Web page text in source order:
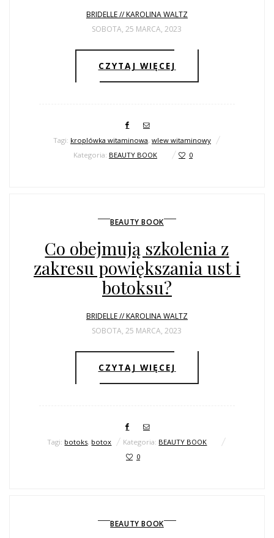
BRIDELLE // KAROLINA WALTZ
SOBOTA, 25 MARCA, 2023
CZYTAJ WIĘCEJ
Tagi: kroplówka witaminowa, wlew witaminowy
Kategoria: BEAUTY BOOK 0
BEAUTY BOOK
Co obejmują szkolenia z
zakresu powiększania ust i
botoksu?
BRIDELLE // KAROLINA WALTZ
SOBOTA, 25 MARCA, 2023
CZYTAJ WIĘCEJ
Tagi: botoks, botox Kategoria: BEAUTY BOOK
0
BEAUTY BOOK